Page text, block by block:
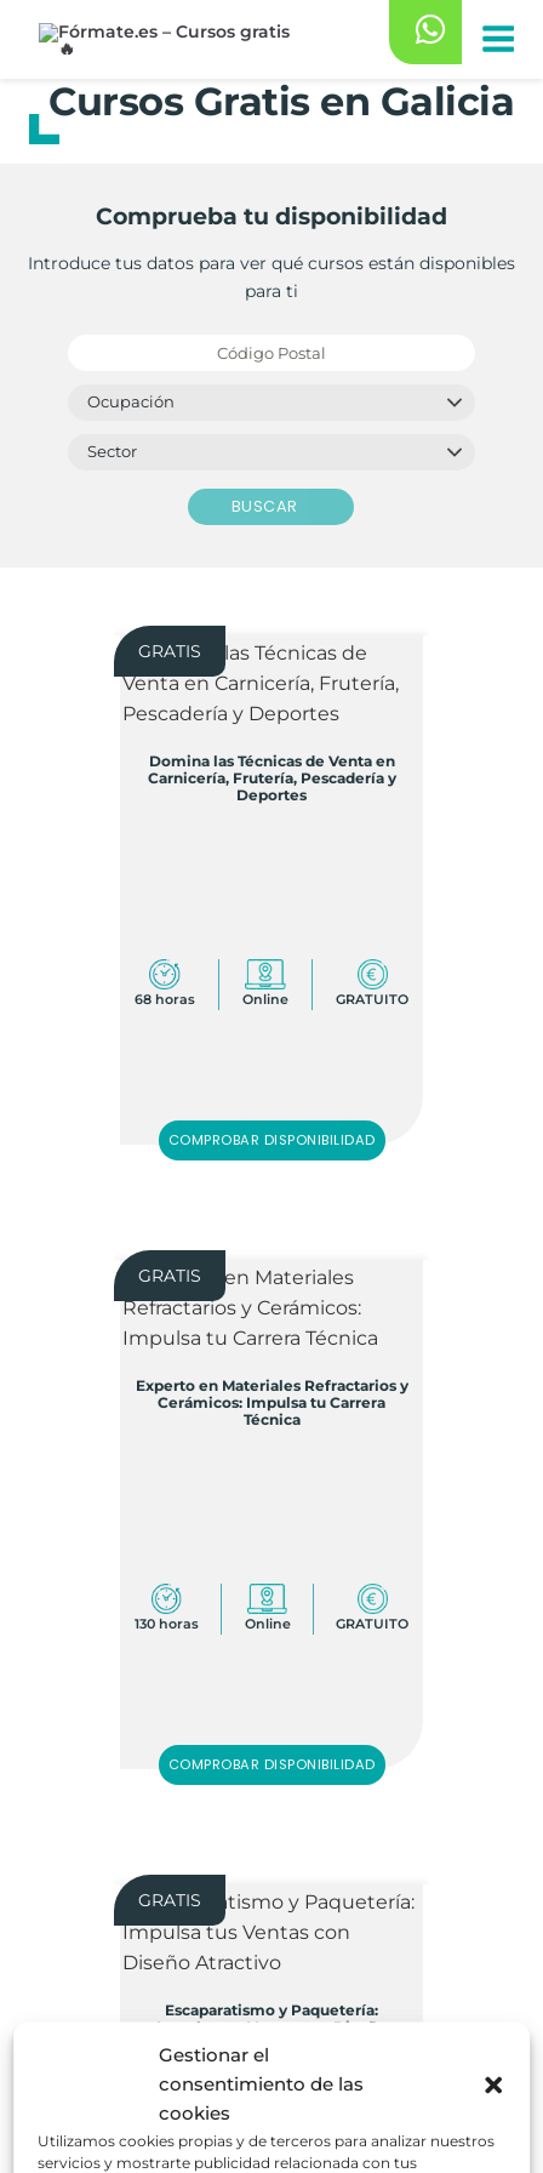
Gestionar el
consentimiento de las
cookies
Utilizamos cookies propias y de terceros para analizar nuestros
servicios y mostrarte publicidad relacionada con tus
Cursos Gratis en Galicia
Comprueba tu disponibilidad
Introduce tus datos para ver qué cursos están disponibles
para ti
BUSCAR
GRATIS
Domina las Técnicas de Venta en
Carnicería, Frutería, Pescadería y
Deportes
68 horas Online GRATUITO
COMPROBAR DISPONIBILIDAD
GRATIS
Experto en Materiales Refractarios y
Cerámicos: Impulsa tu Carrera
Técnica
130 horas Online GRATUITO
COMPROBAR DISPONIBILIDAD
GRATIS
Escaparatismo y Paquetería:
Impulsa tus Ventas con Diseño